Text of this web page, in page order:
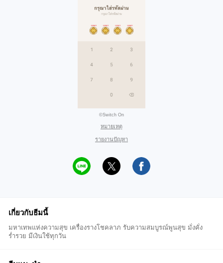
©Switch On
หมายเหตุ
รายงานปัญหา
เกี่ยวกับธีมนี้
มหาเทพแห่งความสุข เครื่องรางโชคลาภ รับความสมบูรณ์พูนสุข มั่งคั่ง
ร่ำรวย มีเงินใช้ทุกวัน